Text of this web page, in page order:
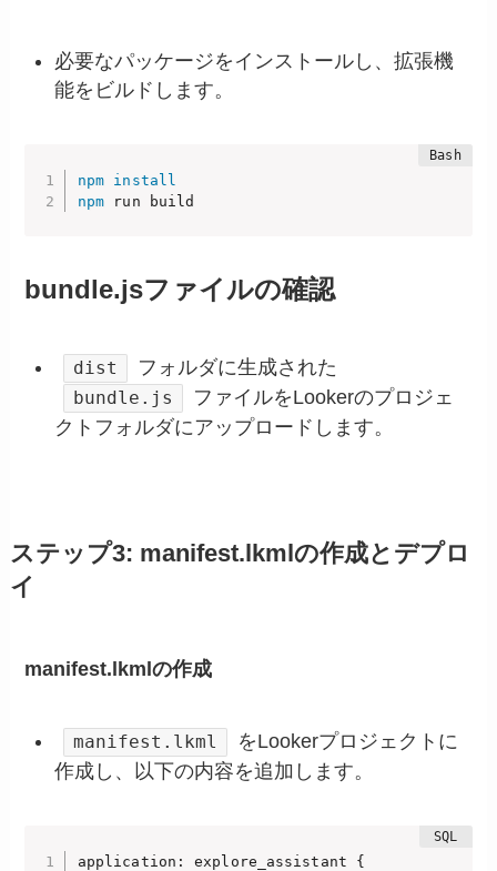
必要なパッケージをインストールし、拡張機
能をビルドします。
npm install
npm run build
bundle.jsファイルの確認
dist フォルダに生成された
bundle.js
ファイルをLookerのプロジェ
クトフォルダにアップロードします。
ステップ3: manifest.lkmlの作成とデプロ
イ
manifest.lkmlの作成
manifest.lkml
をLookerプロジェクトに
作成し、以下の内容を追加します。
application: explore_assistant {